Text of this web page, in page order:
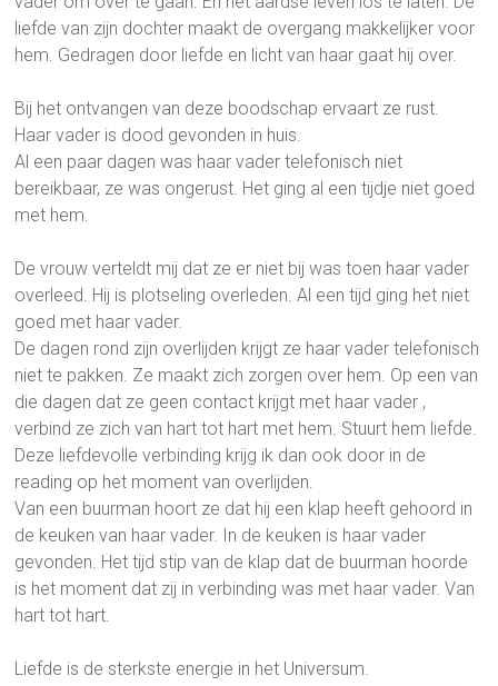
liefde van zijn dochter maakt de overgang makkelijker voor
hem. Gedragen door liefde en licht van haar gaat hij over.
Bij het ontvangen van deze boodschap ervaart ze rust.
Haar vader is dood gevonden in huis.
Al een paar dagen was haar vader telefonisch niet
bereikbaar, ze was ongerust. Het ging al een tijdje niet goed
met hem.
De vrouw verteldt mij dat ze er niet bij was toen haar vader
overleed. Hij is plotseling overleden. Al een tijd ging het niet
goed met haar vader.
De dagen rond zijn overlijden krijgt ze haar vader telefonisch
niet te pakken. Ze maakt zich zorgen over hem. Op een van
die dagen dat ze geen contact krijgt met haar vader ,
verbind ze zich van hart tot hart met hem. Stuurt hem liefde.
Deze liefdevolle verbinding krijg ik dan ook door in de
reading op het moment van overlijden.
Van een buurman hoort ze dat hij een klap heeft gehoord in
de keuken van haar vader. In de keuken is haar vader
gevonden. Het tijd stip van de klap dat de buurman hoorde
is het moment dat zij in verbinding was met haar vader. Van
hart tot hart.
Liefde is de sterkste energie in het Universum.